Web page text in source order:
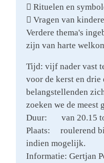
 Rituelen en
 Vragen van
Verdere thema's
zijn van harte
Tijd: vijf nader vast
voor de kerst en drie
belangstellenden
zoeken we de meest
Duur: van 20.15
Plaats: roulerend
indien mogelijk.
Informatie: Gertjan